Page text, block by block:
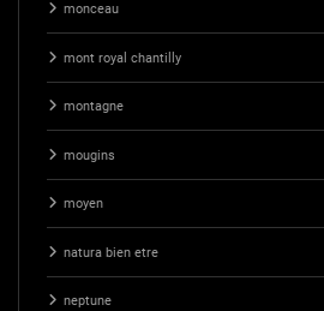
monceau
mont royal chantilly
montagne
mougins
moyen
natura bien etre
neptune